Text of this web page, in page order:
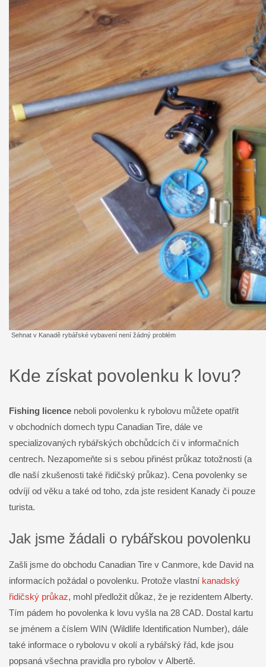
Sehnat v Kanadě rybářské vybavení není žádný problém
Kde získat povolenku k lovu?
Fishing licence neboli povolenku k rybolovu můžete opatřit
v obchodních domech typu Canadian Tire, dále ve
specializovaných rybářských obchůdcích či v informačních
centrech. Nezapomeňte si s sebou přinést průkaz totožnosti (a
dle naší zkušenosti také řidičský průkaz). Cena povolenky se
odvíjí od věku a také od toho, zda jste resident Kanady či pouze
turista.
Jak jsme žádali o rybářskou povolenku
Zašli jsme do obchodu Canadian Tire v Canmore, kde David na
informacích požádal o povolenku. Protože vlastní kanadský
řidičský průkaz, mohl předložit důkaz, že je rezidentem Alberty.
Tím pádem ho povolenka k lovu vyšla na 28 CAD. Dostal kartu
se jménem a číslem WIN (Wildlife Identification Number), dále
také informace o rybolovu v okolí a rybářský řád, kde jsou
popsaná všechna pravidla pro rybolov v Albertě.